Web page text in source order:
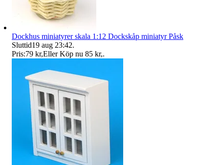
Dockhus miniatyrer skala 1:12 Dockskåp miniatyr Påsk
Sluttid19 aug 23:42.
Pris:79 kr,Eller Köp nu 85 kr,.